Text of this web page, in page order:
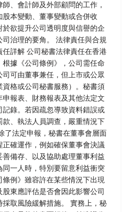
、會計師及外部顧問的工作，
本變動、董事變動或合併收
於欲提升公司透明度與信譽的企
治理的要角。 法律責任與合規
詳解 公司秘書法律責任在香港
據《公司條例》，公司需任命
可由董事兼任，但上市或公眾
格或公司秘書服務）。秘書須
報表、財務報表及其他法定文
錄。若因疏忽導致資料錯誤或
、執法人員調查，嚴重情況下
了法定申報，秘書在董事會層面
確運作，例如確保董事會決議
備存、以及協助處理董事利益
同一人時，特別要留意利益衝突
例》雖容許在某些情況下出現
東應評估是否會因此影響公司
採取風險緩解措施。 實務上，秘